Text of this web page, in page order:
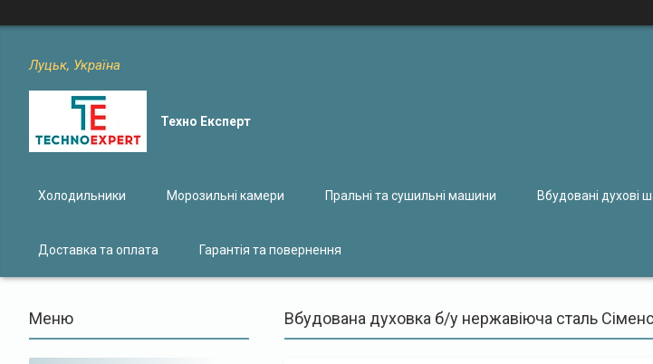
Луцьк, Україна
Техно Експерт
Холодильники Морозильні камери Пральні та сушильні машини Вбудовані духові
Доставка та оплата Гарантія та повернення
Вбудована духовка б/у нержавіюча сталь